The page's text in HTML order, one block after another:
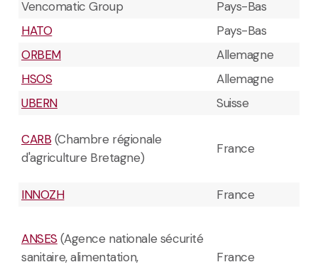
Vencomatic Group
Pays-Bas
HATO
Pays-Bas
ORBEM
Allemagne
HSOS
Allemagne
UBERN
Suisse
CARB(Chambre régionale
d'agriculture Bretagne)
France
INNOZH France
ANSES(Agence nationale sécurité
sanitaire, alimentation,
France